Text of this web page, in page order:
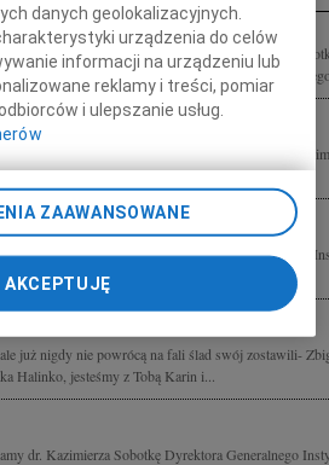
drogiego nam Przyjaciela i Kolegę dr. Kazimierza
Teatru i Sztuk Audiowizualnych Uniwersytetu
Żonie, Córce i Zięciowi z powodu śmierci dr.
"Solidarność? Uniwersytetu Łódzkiego
o śmierci dr. Kazimierza Sobotki Dyrektora
Rodzinie i wszystkim Bliskim w imieniu Rady...
już nigdy nie powrócą na fali ślad swój zostawili-
Halinko, jesteśmy z Tobą Karin i...
dr. Kazimierza Sobotkę Dyrektora Generalnego
danych geolokalizacyjnych.
urządzenia do celów
informacji na urządzeniu lub
reklamy i treści, pomiar
i ulepszanie usług.
ZAAWANSOWANE
AKCEPTUJĘ